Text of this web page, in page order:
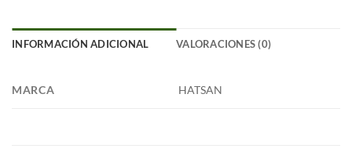
INFORMACIÓN ADICIONAL VALORACIONES (0)
MARCA HATSAN